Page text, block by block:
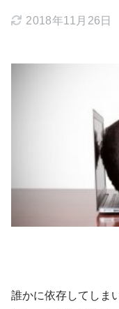
2018年11月26日
誰かに依存してしま